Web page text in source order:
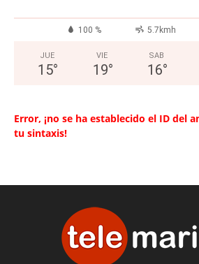
100 % 5.7kmh
JUE
15°
VIE
19°
SAB
16°
Error, ¡no se ha establecido el ID del
tu sintaxis!